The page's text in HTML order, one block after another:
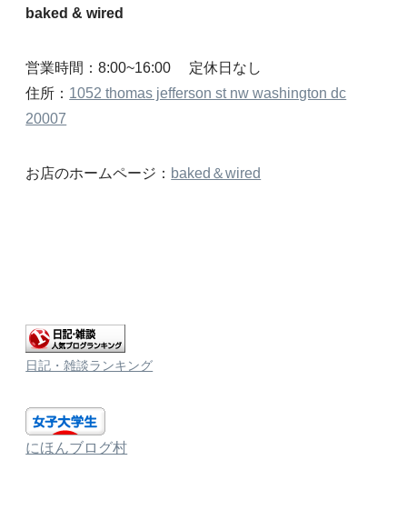
baked & wired
営業時間：8:00~16:00 定休日なし
住所： 1052 thomas jefferson st nw washington dc
20007
お店のホームページ： baked＆wired
日記・雑談ランキング
にほんブログ村